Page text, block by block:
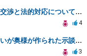
未成年の息子の妊娠問題での示談交渉と法的対応について相談
4
不貞行為なし、離婚もされていないが奥様が作られた示談書にサインをしてしまいました。効力はありますか？
3